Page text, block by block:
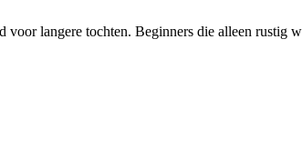
langere tochten. Beginners die alleen